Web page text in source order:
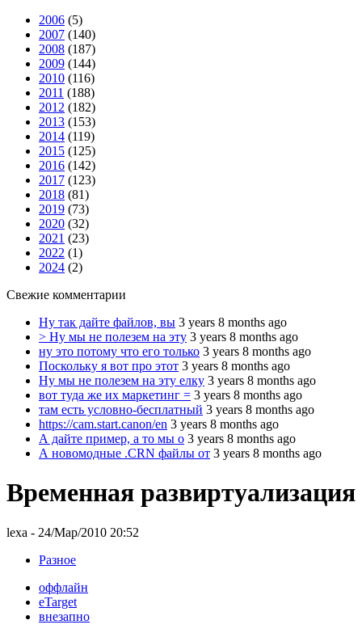
2006 (5)
2007 (140)
2008 (187)
2009 (144)
2010 (116)
2011 (188)
2012 (182)
2013 (153)
2014 (119)
2015 (125)
2016 (142)
2017 (123)
2018 (81)
2019 (73)
2020 (32)
2021 (23)
2022 (1)
2024 (2)
Свежие комментарии
Ну так дайте файлов, вы 3 years 8 months ago
> Ну мы не полезем на эту 3 years 8 months ago
ну это потому что его только 3 years 8 months ago
Поскольку я вот про этот 3 years 8 months ago
Ну мы не полезем на эту елку 3 years 8 months ago
вот туда же их маркетинг = 3 years 8 months ago
там есть условно-бесплатный 3 years 8 months ago
https://cam.start.canon/en 3 years 8 months ago
А дайте пример, а то мы о 3 years 8 months ago
А новомодные .CRN файлы от 3 years 8 months ago
Временная развиртуализация
lexa - 24/Мар/2010 20:52
Разное
оффлайн
eTarget
внезапно